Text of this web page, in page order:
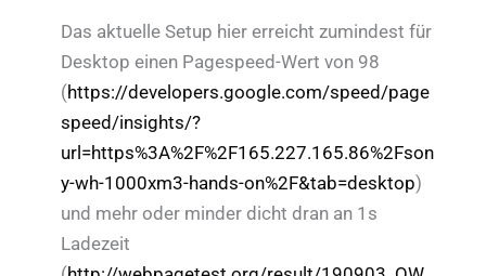
Das aktuelle Setup hier erreicht zumindest für
Desktop einen Pagespeed-Wert von 98
(https://developers.google.com/speed/page
speed/insights/?
url=https%3A%2F%2F165.227.165.86%2Fson
y-wh-1000xm3-hands-on%2F&tab=desktop)
und mehr oder minder dicht dran an 1s
Ladezeit